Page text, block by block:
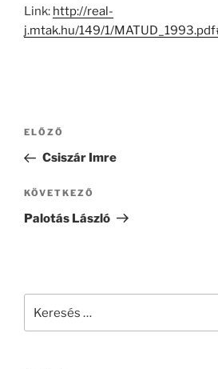
Link: http://real-
j.mtak.hu/149/1/
Bejegyzés
Korábbi
bejegyzés
ELŐZŐ
Csiszár Imre
Következő
bejegyzés
KÖVETKEZŐ
Palotás László